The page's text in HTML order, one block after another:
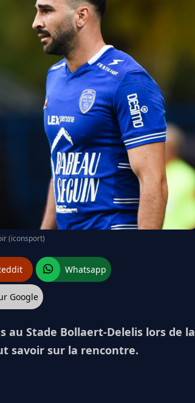
(iconsport)
Whatsapp
Google
au Stade Bollaert-Delelis lors de la
savoir sur la rencontre.